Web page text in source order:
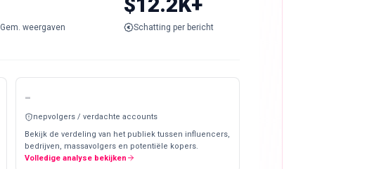
Gem. weergaven Schatting per bericht
-
nepvolgers / verdachte accounts
Bekijk de verdeling van het publiek tussen influencers,
bedrijven, massavolgers en potentiële kopers.
Volledige analyse bekijken